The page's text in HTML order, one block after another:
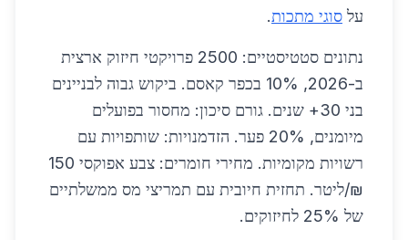
על סוגי מתכות.
נתונים סטטיסטיים: 2500 פרויקטי חיזוק ארצית
ב-2026, 10% בכפר קאסם. ביקוש גבוה לבניינים
בני 30+ שנים. גורם סיכון: מחסור בפועלים
מיומנים, 20% פער. הזדמנויות: שותפויות עם
רשויות מקומיות. מחירי חומרים: צבע אפוקסי 150
₪/ליטר. תחזית חיובית עם תמריצי מס ממשלתיים
של 25% לחיזוקים.